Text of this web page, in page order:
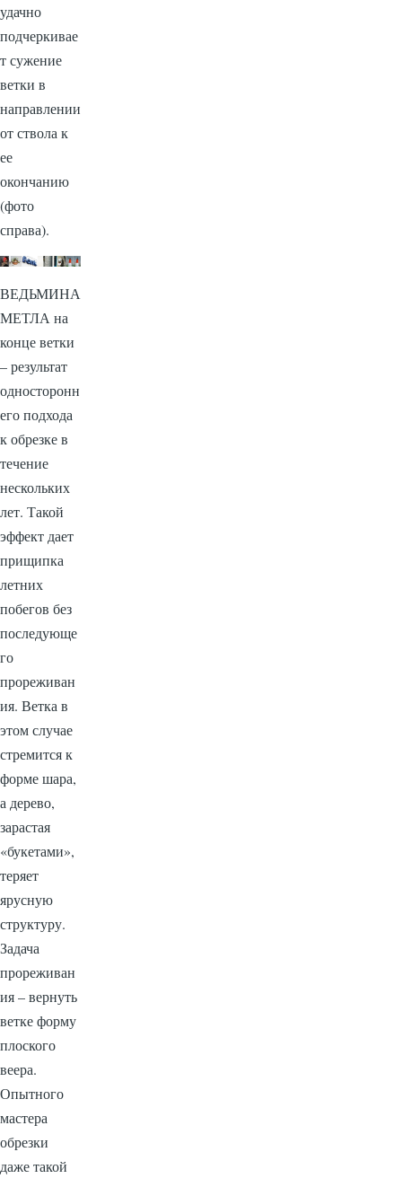
удачно
подчеркивае
т сужение
ветки в
направлении
от ствола к
ее
окончанию
(фото
справа).
ВЕДЬМИНА
МЕТЛА на
конце ветки
– результат
односторонн
его подхода
к обрезке в
течение
нескольких
лет. Такой
эффект дает
прищипка
летних
побегов без
последующе
го
прореживан
ия. Ветка в
этом случае
стремится к
форме шара,
а дерево,
зарастая
«букетами»,
теряет
ярусную
структуру.
Задача
прореживан
ия – вернуть
ветке форму
плоского
веера.
Опытного
мастера
обрезки
даже такой